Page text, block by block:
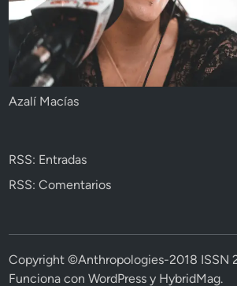
Azalí Macías
RSS: Entradas
RSS: Comentarios
Copyright ©Anthropologies-2018 ISSN
Funciona conWordPress y HybridMag.